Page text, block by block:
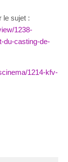
le sujet :
1238-
du-casting-de-
1214-kfv-